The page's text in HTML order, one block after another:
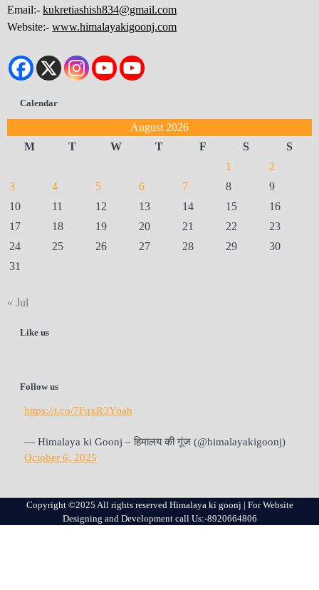
Email:- kukretiashish834@gmail.com
Website:- www.himalayakigoonj.com
Calendar
August 2026
M
T W T F S
S
1
2
3
4 5 6 7 8
9
10
11 12 13 14 15
16
17
18 19 20 21 22
23
24
25 26 27 28 29
30
31
« Jul
Like us
Follow us
https://t.co/7FqxR3Yoah
— Himalaya ki Goonj – हिमालय की गूंज (@himalayakigoonj)
October 6, 2025
Copyright ©2025 All rights reserved Himalaya ki goonj | For Website
Designing and Development call Us:-8920664806